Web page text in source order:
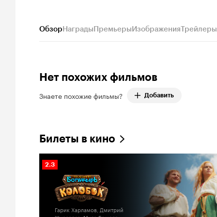
ОбзорНаградыПремьерыИзображенияТрейлеры
Нет похожих фильмов
Знаете похожие фильмы? Добавить
Билеты в кино
Рейтинг
Кинопоиска
2.3
Гарик Харламов, Дмитрий